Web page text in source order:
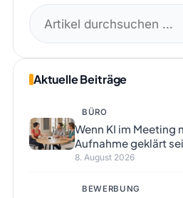
Suchen
nach:
Aktuelle Beiträge
BÜRO
Wenn KI im Meeting
Aufnahme geklärt
8. August 2026
BEWERBUNG